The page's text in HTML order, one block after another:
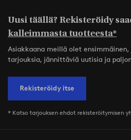
Uusi täällä? Rekisteröidy
kalleimmasta tuotteesta*
Asiakkaana meillä olet
tarjouksia, jännittäviä uutisia ja
Rekisteröidy itse
* Katso tarjouksen ehdot rekisteröitymisen